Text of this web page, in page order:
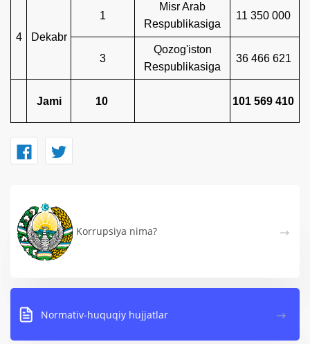
4 Dekabr
1
Misr Arab
Respublikasiga
11 350 000
3
Qozog'iston
Respublikasiga
36 466 621
Jami 10 101 569 410
Korrupsiya nima?
Normativ-huquqiy hujjatlar